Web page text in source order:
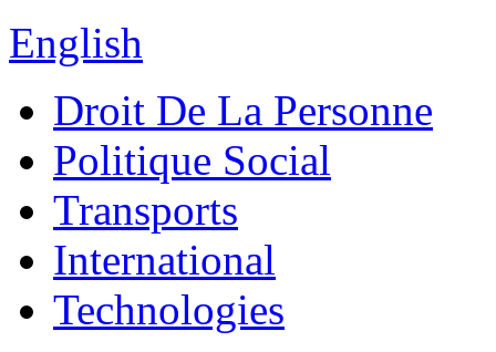
English
Droit De La Personne
Politique Social
Transports
International
Technologies